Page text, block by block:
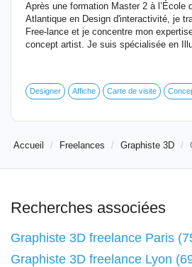
Après une formation Master 2 à l’École
Atlantique en Design d'interactivité, je
Free-lance et je concentre mon
concept artist. Je suis spécialisée en
Designer Affiche Carte de visite
Accueil Freelances Graphiste 3D
Recherches associées
Graphiste 3D freelance Paris
Graphiste 3D freelance Lyon